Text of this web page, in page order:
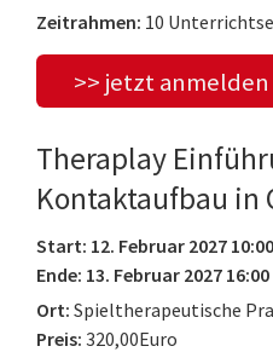
Zeitrahmen: 10
>> jetzt anmelden
Theraplay
Kontaktaufbau in
Start: 12. Februar 2027
Ende: 13. Februar 2027
Ort: Spieltherapeutische
Preis: 320,00Euro